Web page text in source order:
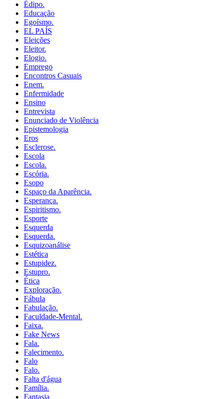
Édipo.
Educação
Egoísmo.
EL PAÍS
Eleições
Eleitor.
Elogio.
Emprego
Encontros Casuais
Enem.
Enfermidade
Ensino
Entrevista
Enunciado de Violência
Epistemologia
Eros
Esclerose.
Escola
Escola.
Escória.
Esopo
Espaço da Aparência.
Esperança.
Espiritismo.
Esporte
Esquerda
Esquerda.
Esquizoanálise
Estética
Estupidez.
Estupro.
Ética
Exploração.
Fábula
Fabulação.
Faculdade-Mental.
Faixa.
Fake News
Fala.
Falecimento.
Falo
Falo.
Falta d'água
Família.
Fantasia